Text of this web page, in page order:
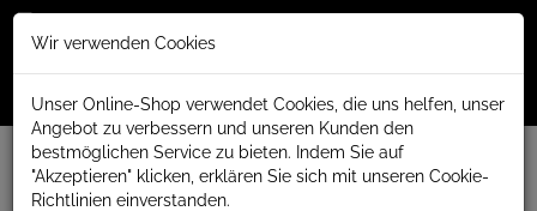
Menü
www.anapont.eu Balkonkraftwerk
Wir verwenden Cookies
Unser Online-Shop verwendet Cookies, die uns helfen, unser
Angebot zu verbessern und unseren Kunden den
bestmöglichen Service zu bieten. Indem Sie auf
"Akzeptieren" klicken, erklären Sie sich mit unseren Cookie-
Richtlinien einverstanden.